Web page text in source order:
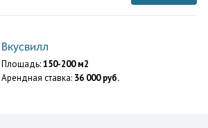
Вкусвилл
Площадь:150-200 м2
Арендная ставка: 36 000 руб.